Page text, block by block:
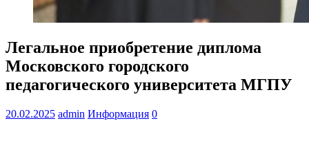
Легальное приобретение диплома
Московского городского
педагогического университета МГПУ
20.02.2025 admin Информация 0